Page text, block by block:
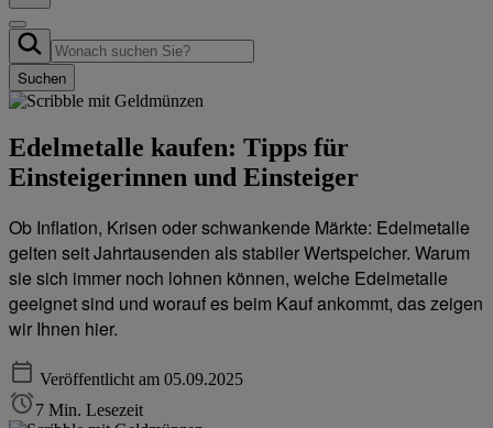
Suchen
Edelmetalle kaufen: Tipps für
Einsteigerinnen und Einsteiger
Ob Inflation, Krisen oder schwankende Märkte: Edelmetalle
gelten seit Jahrtausenden als stabiler Wertspeicher. Warum
sie sich immer noch lohnen können, welche Edelmetalle
geeignet sind und worauf es beim Kauf ankommt, das zeigen
wir Ihnen hier.
Veröffentlicht am 05.09.2025
7 Min. Lesezeit